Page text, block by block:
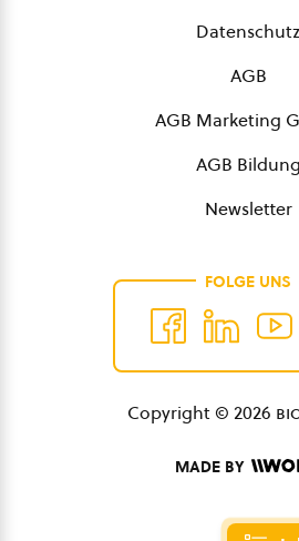
Datenschutz
AGB
AGB Marketing
AGB Bildung
Newsletter
FOLGE UNS
Copyright © 2026
MADE BY